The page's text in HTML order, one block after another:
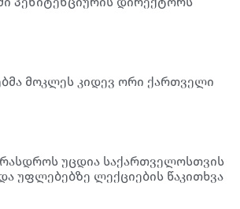
მოკლეს კიდევ ორი ქართველი
უცდია საქართველოსთვის
უფლებებზე ლექციების წაკითხვა